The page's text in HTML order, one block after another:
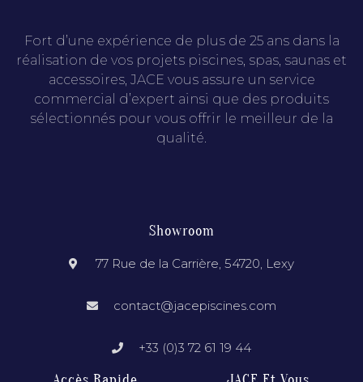
Fort d’une expérience de plus de 25 ans dans la
réalisation de vos projets piscines, spas, saunas et
accessoires, JACE vous assure un service
commercial d’expert ainsi que des produits
sélectionnés pour vous offrir le meilleur de la
qualité.
Showroom
77 Rue de la Carrière, 54720, Lexy
contact@jacepiscines.com
+33 (0)3 72 61 19 44